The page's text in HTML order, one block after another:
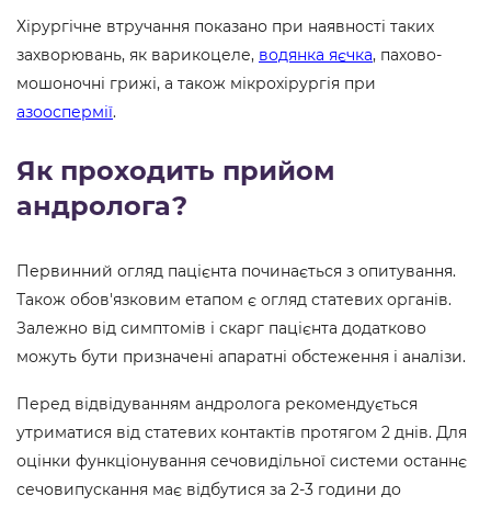
Хірургічне втручання показано при наявності таких
захворювань, як варикоцеле, водянка яєчка, пахово-
мошоночні грижі, а також мікрохірургія при
азооспермії.
Як проходить прийом
андролога?
Первинний огляд пацієнта починається з опитування.
Також обов'язковим етапом є огляд статевих органів.
Залежно від симптомів і скарг пацієнта додатково
можуть бути призначені апаратні обстеження і аналізи.
Перед відвідуванням андролога рекомендується
утриматися від статевих контактів протягом 2 днів. Для
оцінки функціонування сечовидільної системи останнє
сечовипускання має відбутися за 2-3 години до